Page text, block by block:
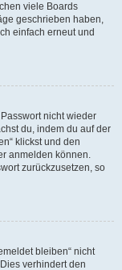
viele Boards
geschrieben haben,
einfach erneut und
nicht wieder
du, indem du auf der
klickst und den
anmelden können.
zurückzusetzen, so
bleiben“ nicht
verhindert den